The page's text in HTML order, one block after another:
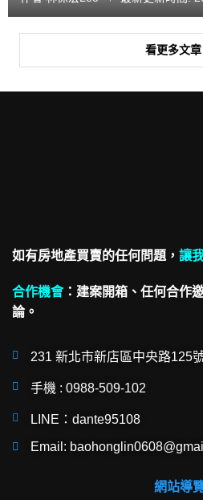
看更多文章
如有房地產買賣的任何問題， 讓
合作機會： 建案開箱、任何合作
論。
231 新北市新店區中央路125
手機 : 0988-509-102
LINE：dante95108
Email:
網站導